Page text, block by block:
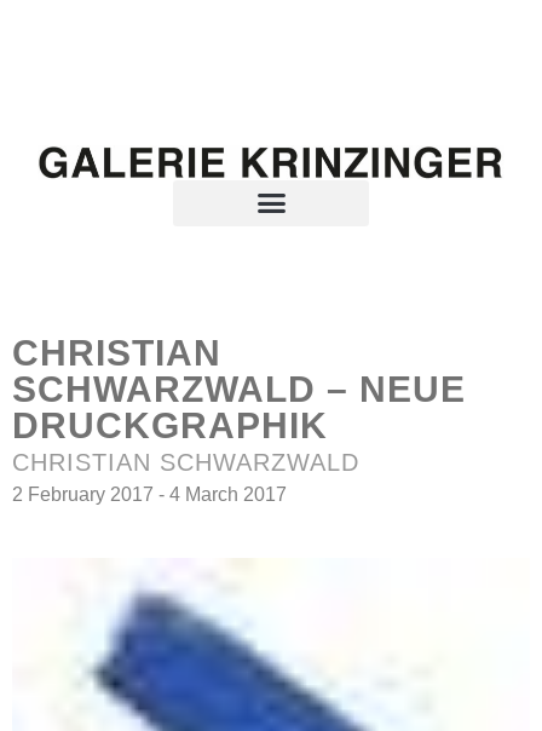
CHRISTIAN
SCHWARZWALD – NEUE
DRUCKGRAPHIK
CHRISTIAN SCHWARZWALD
2 February 2017 - 4 March 2017